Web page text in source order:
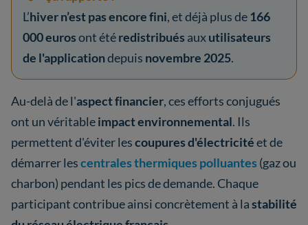
L’hiver n’est pas encore fini, et déjà plus de166
000 eurosont étéredistribués auxutilisateurs
de l'applicationdepuis novembre 2025.
Au-delà de l'aspect financier, ces efforts conjugués
ont un véritableimpact environnemental. Ils
permettent d'éviter lescoupures d'électricitéet de
démarrer lescentrales thermiques polluantes (gaz ou
charbon) pendant les pics de demande. Chaque
participant contribue ainsi concrètement à lastabilité